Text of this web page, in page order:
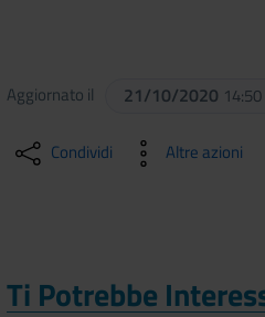
Aggiornato il 21/10/2020 14:50
Condividi Altre azioni
Ti Potrebbe